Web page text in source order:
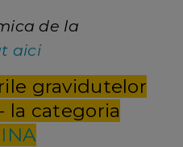
de la
aici
gravidutelor
la categoria